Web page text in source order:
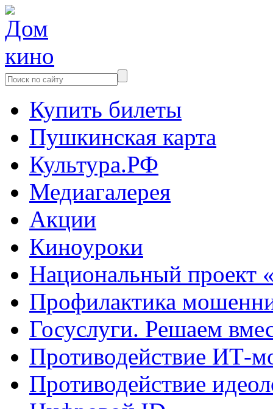
Купить билеты
Пушкинская карта
Культура.РФ
Медиагалерея
Акции
Киноуроки
Национальный проект
Профилактика
Госуслуги. Решаем
Противодействие ИТ-
Противодействие